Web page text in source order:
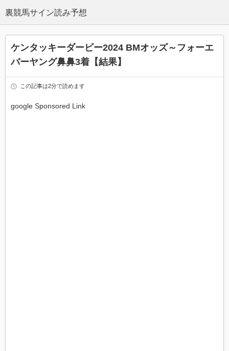
ケンタッキーダービー2024 BMオッズ～フォーエ
バーヤング鼻鼻3着【結果】
この記事は2分で読めます
google Sponsored Link